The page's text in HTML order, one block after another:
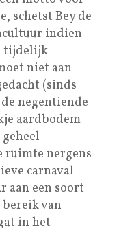
schetst Bey de
indien
tijdelijk
niet aan
(sinds
negentiende
aardbodem
ruimte nergens
carnaval
aan een soort
van
in het